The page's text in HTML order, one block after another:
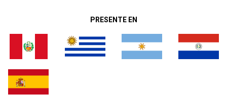
PRESENTE EN